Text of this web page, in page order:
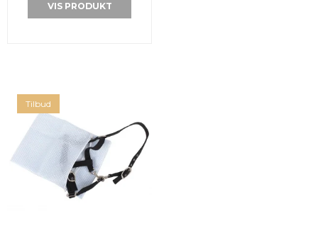
VIS PRODUKT
Tilbud